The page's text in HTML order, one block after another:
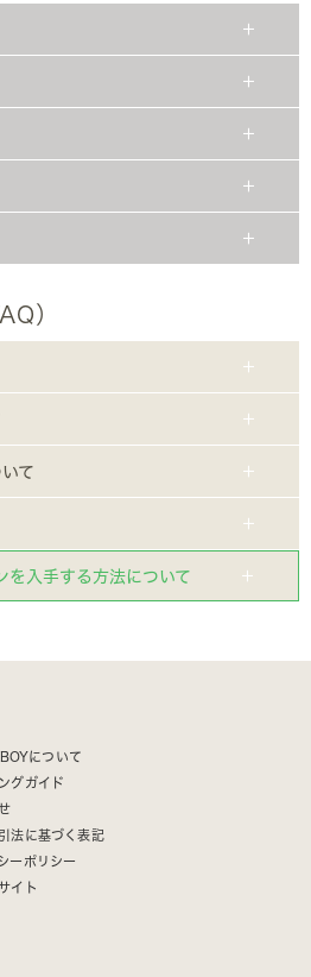
）
て
を入手する方法について
について
グガイド
法に基づく表記
ーポリシー
イト